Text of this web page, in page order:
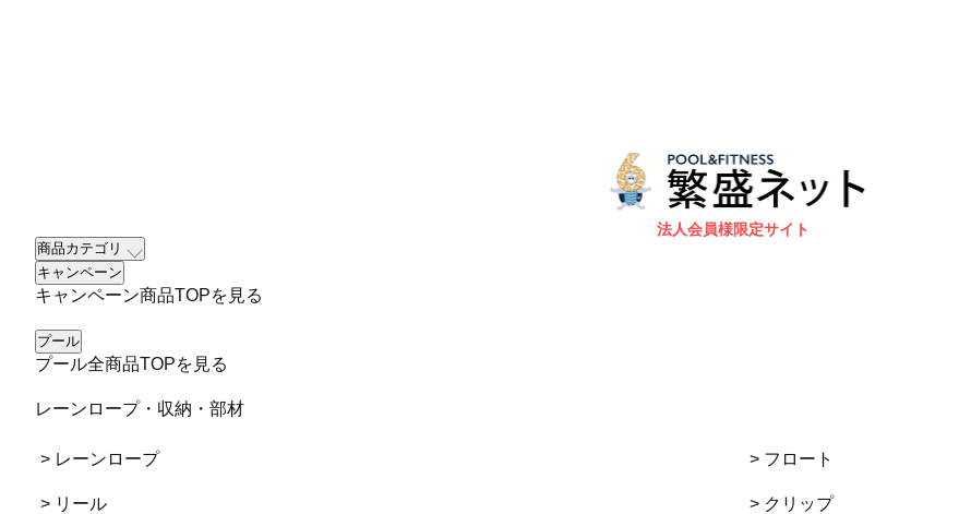
法人会員様限定サイト
商品カテゴリ
キャンペーン
キャンペーン商品TOPを見る
プール
プール全商品TOPを見る
レーンロープ・収納・部材
> レーンロープ
> リール
> フロート
> クリップ